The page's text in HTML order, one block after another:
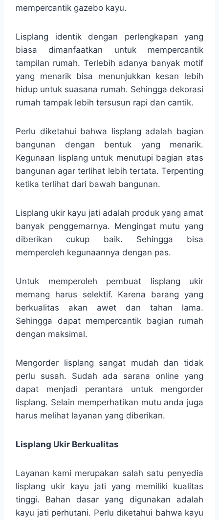
mempercantik gazebo kayu.
Lisplang identik dengan perlengkapan yang
biasa dimanfaatkan untuk mempercantik
tampilan rumah. Terlebih adanya banyak motif
yang menarik bisa menunjukkan kesan lebih
hidup untuk suasana rumah. Sehingga dekorasi
rumah tampak lebih tersusun rapi dan cantik.
Perlu diketahui bahwa lisplang adalah bagian
bangunan dengan bentuk yang menarik.
Kegunaan lisplang untuk menutupi bagian atas
bangunan agar terlihat lebih tertata. Terpenting
ketika terlihat dari bawah bangunan.
Lisplang ukir kayu jati adalah produk yang amat
banyak penggemarnya. Mengingat mutu yang
diberikan cukup baik. Sehingga bisa
memperoleh kegunaannya dengan pas.
Untuk memperoleh pembuat lisplang ukir
memang harus selektif. Karena barang yang
berkualitas akan awet dan tahan lama.
Sehingga dapat mempercantik bagian rumah
dengan maksimal.
Mengorder lisplang sangat mudah dan tidak
perlu susah. Sudah ada sarana online yang
dapat menjadi perantara untuk mengorder
lisplang. Selain memperhatikan mutu anda juga
harus melihat layanan yang diberikan.
Lisplang Ukir Berkualitas
Layanan kami merupakan salah satu penyedia
lisplang ukir kayu jati yang memiliki kualitas
tinggi. Bahan dasar yang digunakan adalah
kayu jati perhutani. Perlu diketahui bahwa kayu